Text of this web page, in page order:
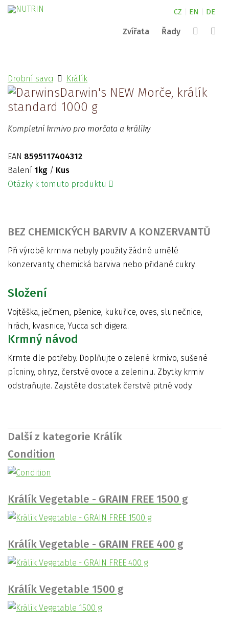
CZ EN DE
Zvířata Řady
Nature
Aquarium
Darwin´s
NUTRIN pro koně
NUTRIN pro psy
Vyhledat
Drobní savci Králík
Darwin's NEW Morče, králík
standard 1000 g
Kompletní krmivo pro morčata a králíky
EAN 8595117404312
Balení 1kg / Kus
Otázky k tomuto produktu
BEZ CHEMICKÝCH BARVIV A KONZERVANTŮ
Při výrobě krmiva nebyly použity žádné umělé
konzervanty, chemická barviva nebo přidané cukry.
Složení
Vojtěška, ječmen, pšenice, kukuřice, oves, slunečnice,
hrách, kvasnice, Yucca schidigera.
Krmný návod
Krmte dle potřeby. Doplňujte o zelené krmivo, sušené
pícniny, ohryz, čerstvé ovoce a zeleninu. Zbytky krmiv
odstraňujte. Zajistěte dostatek čerstvé pitné vody.
Další z kategorie Králík
Condition
Králík Vegetable - GRAIN FREE 1500 g
Králík Vegetable - GRAIN FREE 400 g
Králík Vegetable 1500 g